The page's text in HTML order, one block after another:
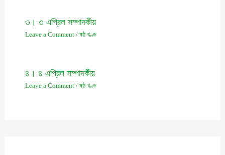
৩। ৩ এপ্রিল সম্পাদকীয়
Leave a Comment / ষষ্ঠ খণ্ড
৪। ৪ এপ্রিল সম্পাদকীয়
Leave a Comment / ষষ্ঠ খণ্ড